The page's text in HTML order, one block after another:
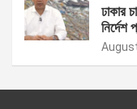
ঢাকার
নির্দেশ